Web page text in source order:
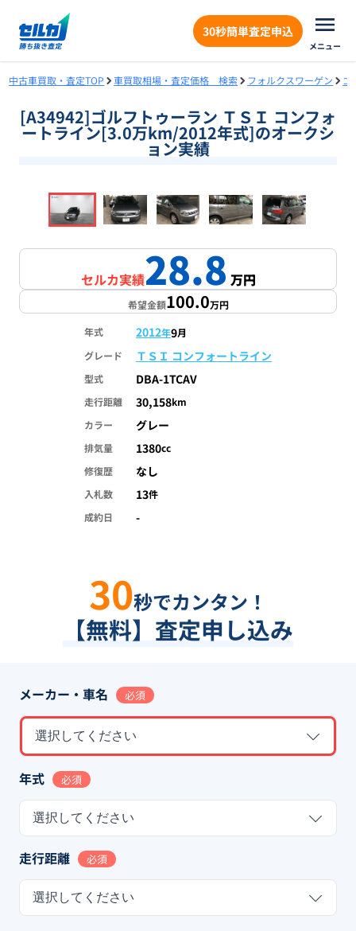
30秒簡単査定申込
メニュー
中古車買取・査定TOP 車買取相場・査定価格 検索 フォルクスワーゲン ゴ
[A34942]ゴルフトゥーラン ＴＳＩ コンフォ
ートライン[3.0万km/2012年式]のオークシ
ョン実績
1/16
セルカ実績28.8万円
希望金額100.0万円
年式 2012年9月
グレード
ＴＳＩ コンフォートライン
型式 DBA-1TCAV
走行距離 30,158km
カラー
グレー
排気量 1380cc
修復歴
なし
入札数 13件
成約日
-
30秒でカンタン！
【無料】査定申し込み
メーカー・車名 必須
選択してください
年式 必須
選択してください
走行距離 必須
選択してください